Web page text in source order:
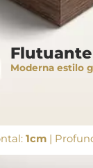
Flutuante
Moderna estilo
1cm |